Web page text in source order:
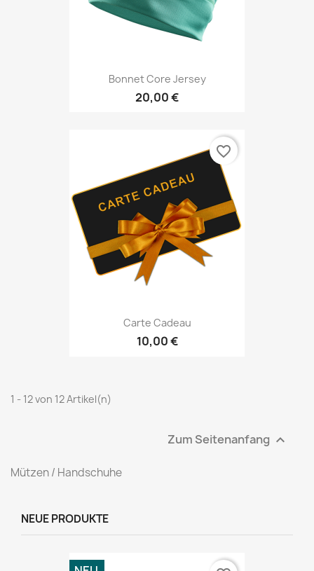
Bonnet Core Jersey
20,00 €
Carte Cadeau
10,00 €
favorite_border
1 - 12 von 12 Artikel(n)
Zum Seitenanfang 
Mützen / Handschuhe
NEUE PRODUKTE